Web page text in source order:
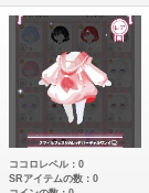
ココロレベル：0
SRアイテムの数：0